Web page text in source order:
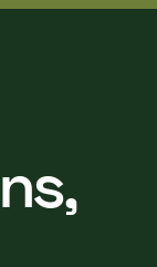
ns,